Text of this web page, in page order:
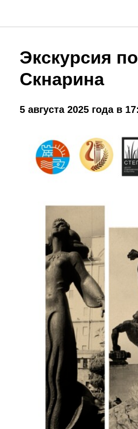
Экскурсия
Скнарина
5 августа 2025 года в